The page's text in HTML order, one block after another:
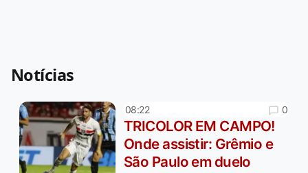
Notícias
08:22 0
TRICOLOR EM CAMPO!
Onde assistir: Grêmio e
São Paulo em duelo